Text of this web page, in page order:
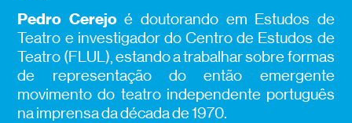
Pedro Cerejoé doutorando em Estudos de
Teatro e investigador do Centro de Estudos de
Teatro (FLUL), estando a trabalhar sobre formas
de representação do então emergente
movimento do teatro independente português
na imprensa da década de 1970.